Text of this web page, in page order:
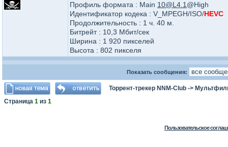
Профиль формата : Main 10@L4.1 @High
Идентификатор кодека : V_MPEGH/ISO/HEVC
Продолжительность : 1 ч. 40 м.
Битрейт : 10,3 Мбит/сек
Ширина : 1 920 пикселей
Высота : 802 пикселя
Показать сообщения:
Торрент-трекер NNM-Club ->
Страница 1 из 1
Пользовательское